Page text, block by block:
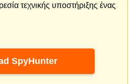
τεχνικής υποστήριξης ένας
SpyHunter